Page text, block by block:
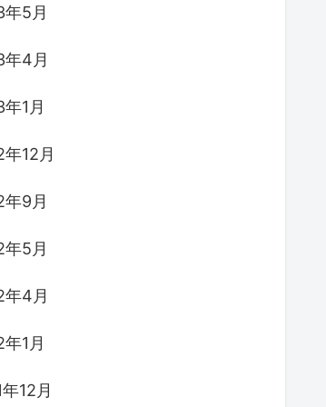
5月
4月
1月
12月
9月
5月
4月
1月
12月